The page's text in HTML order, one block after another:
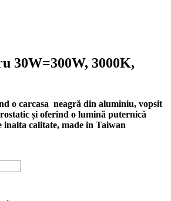
30W=300W, 3000K,
o carcasa neagră din aluminiu, vopsit
și oferind o lumină puternică
calitate, made in Taiwan